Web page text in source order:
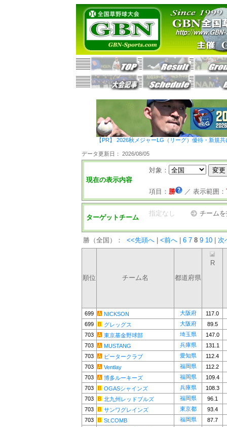
【PR】 2026秋メジャーLG（リーグ）優待・新規
データ更新日： 2026/08/05
現在の表示内容
対象：
項目： 勝 ／ 表示範囲：
ターゲットチーム
指定なし チーム
勝（全国）： <<先頭へ <前へ 6 7 8 9 10 次
順位 チーム名 都道府県
R
699 NICKSON 大阪府
117.0
699
グレッグス 大阪府
89.5
703
東京基金野球部 埼玉県
147.0
703
MUSTANG 兵庫県
131.1
703
ピータークラブ 愛知県
112.4
703
Ventlay 福岡県
112.2
703
博多ルーキーズ 福岡県
109.4
703
OGASシャインズ 兵庫県
108.3
703
北九州レッドブルズ 福岡県
96.1
703
サンワグレインズ 東京都
93.4
703
St.COMB 福岡県
87.7